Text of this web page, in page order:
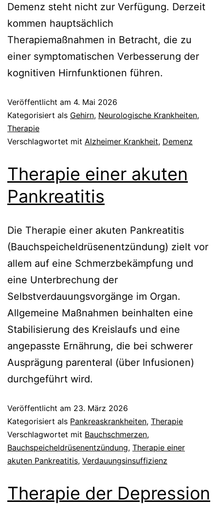
Demenz steht nicht zur Verfügung. Derzeit
kommen hauptsächlich
Therapiemaßnahmen in Betracht, die zu
einer symptomatischen Verbesserung der
kognitiven Hirnfunktionen führen.
Veröffentlicht am 4. Mai 2026
Kategorisiert als Gehirn, Neurologische Krankheiten,
Therapie
Verschlagwortet mit Alzheimer Krankheit, Demenz
Therapie einer akuten
Pankreatitis
Die Therapie einer akuten Pankreatitis
(Bauchspeicheldrüsenentzündung) zielt vor
allem auf eine Schmerzbekämpfung und
eine Unterbrechung der
Selbstverdauungsvorgänge im Organ.
Allgemeine Maßnahmen beinhalten eine
Stabilisierung des Kreislaufs und eine
angepasste Ernährung, die bei schwerer
Ausprägung parenteral (über Infusionen)
durchgeführt wird.
Veröffentlicht am 23. März 2026
Kategorisiert als Pankreaskrankheiten, Therapie
Verschlagwortet mit Bauchschmerzen,
Bauchspeicheldrüsenentzündung, Therapie einer
akuten Pankreatitis, Verdauungsinsuffizienz
Therapie der Depression